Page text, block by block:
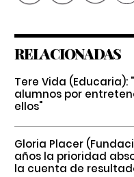
RELACIONADAS
Tere Vida
alumnos por
ellos"
Gloria Placer
años la prioridad
la cuenta de